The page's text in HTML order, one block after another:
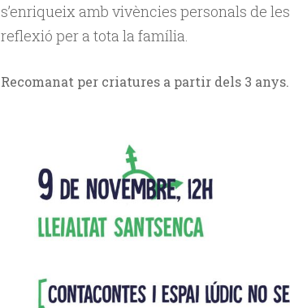
s’enriqueix amb vivències personals de
reflexió per a tota la família.
Recomanat per criatures a partir dels 3 anys.